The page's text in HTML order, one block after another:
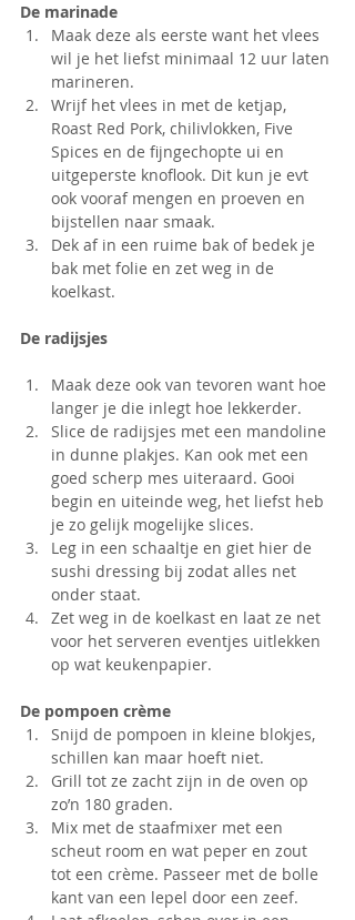
De marinade
Maak deze als eerste want het vlees
wil je het liefst minimaal 12 uur laten
marineren.
Wrijf het vlees in met de ketjap,
Roast Red Pork, chilivlokken, Five
Spices en de fijngechopte ui en
uitgeperste knoflook. Dit kun je evt
ook vooraf mengen en proeven en
bijstellen naar smaak.
Dek af in een ruime bak of bedek je
bak met folie en zet weg in de
koelkast.
De radijsjes
Maak deze ook van tevoren want hoe
langer je die inlegt hoe lekkerder.
Slice de radijsjes met een mandoline
in dunne plakjes. Kan ook met een
goed scherp mes uiteraard. Gooi
begin en uiteinde weg, het liefst heb
je zo gelijk mogelijke slices.
Leg in een schaaltje en giet hier de
sushi dressing bij zodat alles net
onder staat.
Zet weg in de koelkast en laat ze net
voor het serveren eventjes uitlekken
op wat keukenpapier.
De pompoen crème
Snijd de pompoen in kleine blokjes,
schillen kan maar hoeft niet.
Grill tot ze zacht zijn in de oven op
zo’n 180 graden.
Mix met de staafmixer met een
scheut room en wat peper en zout
tot een crème. Passeer met de bolle
kant van een lepel door een zeef.